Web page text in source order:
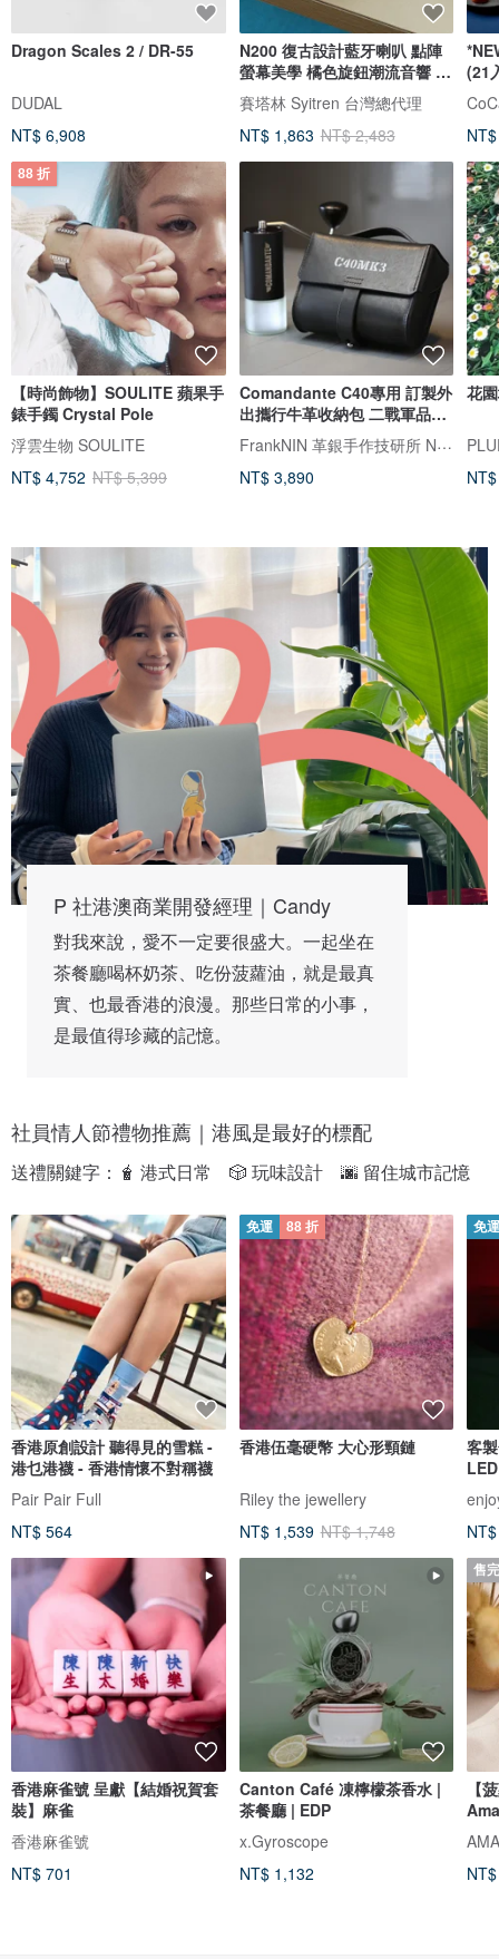
Dragon Scales 2 / DR-55
DUDAL
NT$ 6,908
88 折
【時尚飾物】SOULITE 蘋果手
錶手鐲 Crystal Pole
浮雲生物 SOULITE
NT$ 4,752 NT$ 5,399
N200 復古設計藍牙喇叭 點陣
螢幕美學 橘色旋鈕潮流音響 藍
芽喇叭
賽塔林 Syitren 台灣總代理
NT$ 1,863 NT$ 2,483
Comandante C40專用 訂製外
出攜行牛革收納包 二戰軍品風
格 黑色
FrankNIN 革銀手作技研所 NEROSILVER 墨銀藝工
NT$ 3,890
(21
坊
花
P 社港澳商業開發經理｜Candy
對我來說，愛不一定要很盛大。一起坐在
茶餐廳喝杯奶茶、吃份菠蘿油，就是最真
實、也最香港的浪漫。那些日常的小事，
是最值得珍藏的記憶。
社員情人節禮物推薦｜港風是最好的標配
送禮關鍵字：🧋 港式日常　🎲 玩味設計　🌆 留住城市記憶
香港原創設計 聽得見的雪糕 -
港乜港襪 - 香港情懷不對稱襪
Pair Pair Full
NT$ 564
香港麻雀號 呈獻【結婚祝賀套
裝】麻雀
香港麻雀號
NT$ 701
免運 88 折
香港伍毫硬幣 大心形頸鏈
Riley the jewellery
NT$ 1,539 NT$ 1,748
Canton Café 凍檸檬茶香水 |
茶餐廳 | EDP
x.Gyroscope
NT$ 1,132
免
客
售
【